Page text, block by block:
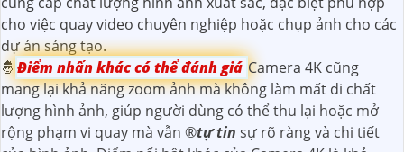
cho việc quay video chuyên nghiệp hoặc chụp ảnh cho các
dự án sáng tạo.
🤴 Điểm nhấn khác có thể đánh giá Camera 4K cũng
mang lại khả năng zoom ảnh mà không làm mất đi chất
lượng hình ảnh, giúp người dùng có thể thu lại hoặc mở
rộng phạm vi quay mà vẫn ®️tự tin sự rõ ràng và chi tiết